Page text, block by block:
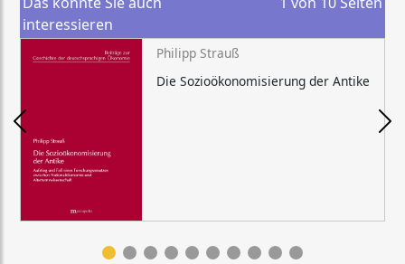
interessieren
Philipp Strauß
Die Sozioökonomisierung der Antike